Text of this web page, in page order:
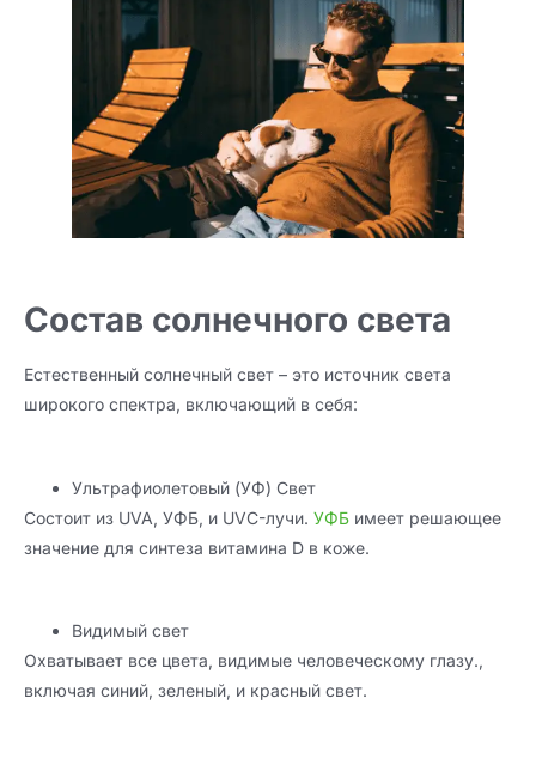
Состав солнечного света
Естественный солнечный свет – это источник света
широкого спектра, включающий в себя:
Ультрафиолетовый (УФ) Свет
Состоит из UVA, УФБ, и UVC-лучи. УФБ имеет решающее
значение для синтеза витамина D в коже.
Видимый свет
Охватывает все цвета, видимые человеческому глазу.,
включая синий, зеленый, и красный свет.